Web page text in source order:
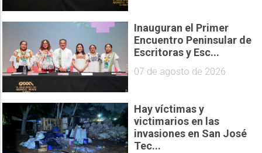
Inauguran el Primer
Encuentro Peninsular de
Escritoras y Esc...
07 de agosto de 2026
Hay víctimas y
victimarios en las
invasiones en San José
Tec...